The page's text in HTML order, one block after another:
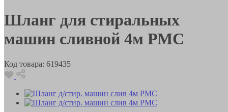
Шланг для стиральных
машин сливной 4м РМС
Код товара: 619435